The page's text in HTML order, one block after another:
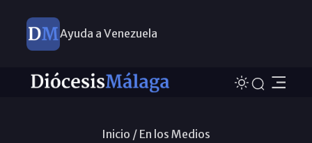
Ayuda a Venezuela
Inicio / En los Medios